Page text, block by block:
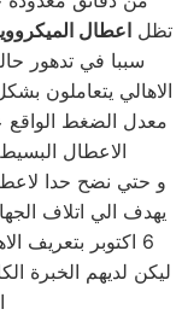
تظل اعطال
سببا في تدهور
الاهالي يتعاملون
معدل الضغط الواقع
الاعطال
و حتي نضح حدا
يهدف الي اتلاف
6 اكتوبر بتعريف
ليكن لديهم الخبرة